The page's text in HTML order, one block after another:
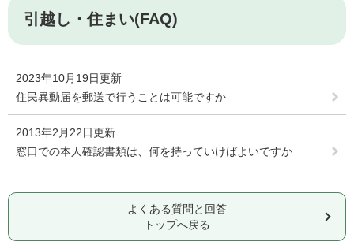
引越し・住まい(FAQ)
2023年10月19日更新
住民異動届を郵送で行うことは可能ですか
2013年2月22日更新
窓口での本人確認書類は、何を持っていけばよいですか
よくある質問と回答
トップへ戻る